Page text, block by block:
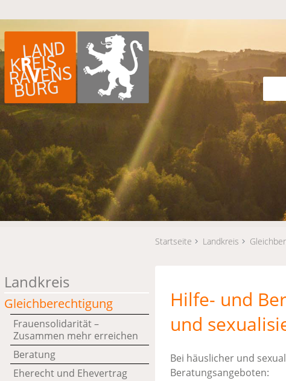
Startseite Landkreis
Landkreis
Gleichberechtigung
Frauensolidarität –
Zusammen mehr erreichen
Beratung
Eherecht und Ehevertrag
Hilfe- und
und
Bei häuslicher und
Beratungsangeboten: